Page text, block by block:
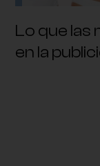
Lo que las
en la